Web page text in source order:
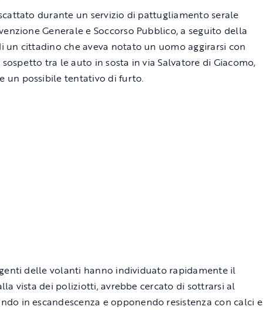
durante un servizio di pattugliamento serale
Generale e Soccorso Pubblico, a seguito della
un cittadino che aveva notato un uomo aggirarsi con
tra le auto in sosta in via Salvatore di Giacomo,
un possibile tentativo di furto.
delle volanti hanno individuato rapidamente il
vista dei poliziotti, avrebbe cercato di sottrarsi al
in escandescenza e opponendo resistenza con calci e